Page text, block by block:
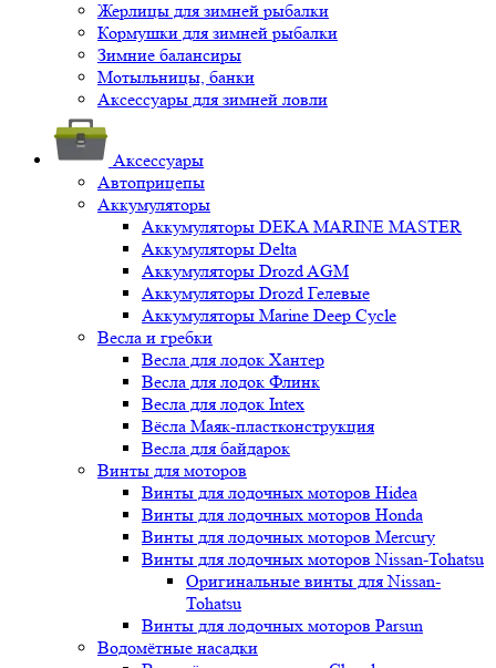
Жерлицы для зимней рыбалки
Кормушки для зимней рыбалки
Зимние балансиры
Мотыльницы, банки
Аксессуары для зимней ловли
Аксессуары
Автоприцепы
Аккумуляторы
Аккумуляторы DEKA MARINE MASTER
Аккумуляторы Delta
Аккумуляторы Drozd AGM
Аккумуляторы Drozd Гелевые
Аккумуляторы Marine Deep Cycle
Весла и гребки
Весла для лодок Хантер
Весла для лодок Флинк
Весла для лодок Intex
Вёсла Маяк-пластконструкция
Весла для байдарок
Винты для моторов
Винты для лодочных моторов Hidea
Винты для лодочных моторов Honda
Винты для лодочных моторов Mercury
Винты для лодочных моторов Nissan-Tohatsu
Оригинальные винты для Nissan-
Tohatsu
Винты для лодочных моторов Parsun
Водомётные насадки